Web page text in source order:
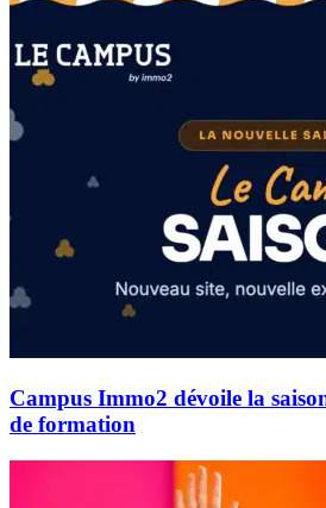
Campus Immo2 dévoile la
de formation